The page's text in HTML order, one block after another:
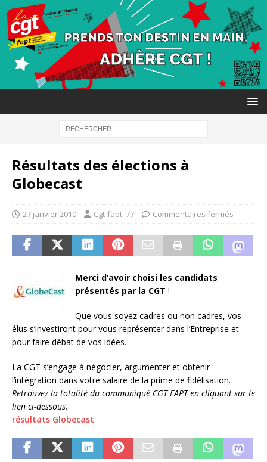
Résultats des élections à
Globecast
27 janvier 2010 Cgt-fapt_77 Commentaires fermés
Merci d’avoir choisi les candidats
présentés par la CGT !
Que vous soyez cadres ou non cadres, vos
élus s’investiront pour vous représenter dans l’Entreprise et
pour faire débat de vos idées.
La CGT s’engage à négocier, argumenter et obtenir
l’intégration dans votre salaire de la prime de fidélisation.
Retrouvez la totalité du communiqué CGT FAPT en cliquant sur le
lien ci-dessous.
résultats Globecast